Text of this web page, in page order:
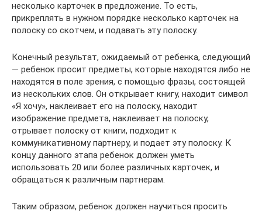
несколько карточек в предложение. То есть,
прикреплять в нужном порядке несколько карточек на
полоску со скотчем, и подавать эту полоску.
Конечный результат, ожидаемый от ребенка, следующий
— ребенок просит предметы, которые находятся либо не
находятся в поле зрения, с помощью фразы, состоящей
из нескольких слов. Он открывает книгу, находит символ
«Я хочу», наклеивает его на полоску, находит
изображение предмета, наклеивает на полоску,
отрывает полоску от книги, подходит к
коммуникативному партнеру, и подает эту полоску. К
концу данного этапа ребенок должен уметь
использовать 20 или более различных карточек, и
обращаться к различным партнерам.
Таким образом, ребенок должен научиться просить